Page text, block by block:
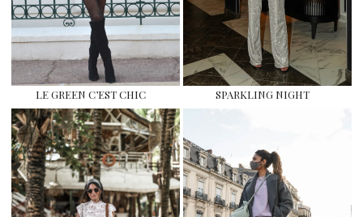
LE GREEN C’EST CHIC SPARKLING NIGHT